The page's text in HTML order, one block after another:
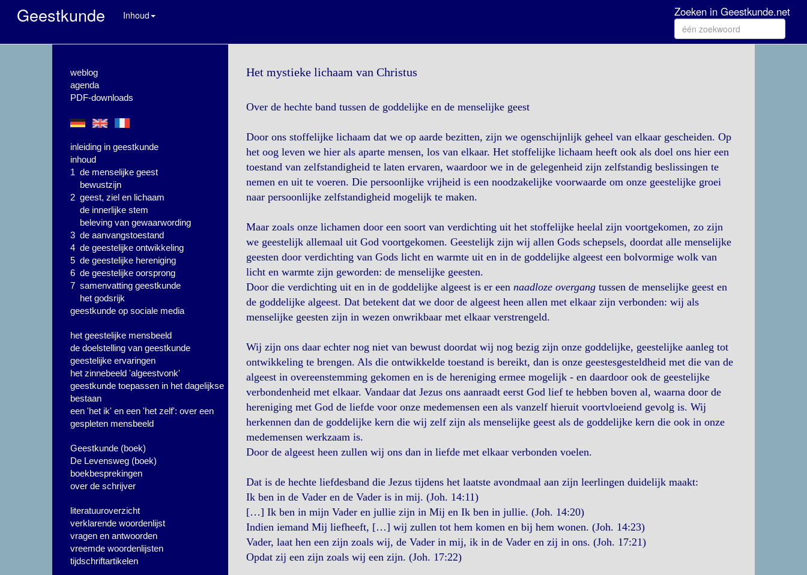
Geestkunde Inhoud Zoeken in Geestkunde.net
weblog
agenda
PDF-downloads
inleiding in geestkunde
inhoud
1 de menselijke geest
bewustzijn
2 geest, ziel en lichaam
de innerlijke stem
beleving van gewaarwording
3 de aanvangstoestand
4 de geestelijke ontwikkeling
5 de geestelijke hereniging
6 de geestelijke oorsprong
7 samenvatting geestkunde
het godsrijk
geestkunde op sociale media
het geestelijke mensbeeld
de doelstelling van geestkunde
geestelijke ervaringen
het zinnebeeld 'algeestvonk'
geestkunde toepassen in het dagelijkse
bestaan
een 'het ik' en een 'het zelf': over een
gespleten mensbeeld
Geestkunde (boek)
De Levensweg (boek)
boekbesprekingen
over de schrijver
literatuuroverzicht
verklarende woordenlijst
vragen en antwoorden
vreemde woordenlijsten
tijdschriftartikelen
Het mystieke lichaam van Christus
Over de hechte band tussen de goddelijke en de menselijke geest
Door ons stoffelijke lichaam dat we op aarde bezitten, zijn we ogenschijnlijk geheel van elkaar gescheiden. Op
het oog leven we hier als aparte mensen, los van elkaar. Het stoffelijke lichaam heeft ook als doel ons hier een
toestand van zelfstandigheid te laten ervaren, waardoor we in de gelegenheid zijn zelfstandig beslissingen te
nemen en uit te voeren. Die persoonlijke vrijheid is een noodzakelijke voorwaarde om onze geestelijke groei
naar persoonlijke zelfstandigheid mogelijk te maken.
Maar zoals onze lichamen door een soort van verdichting uit het stoffelijke heelal zijn voortgekomen, zo zijn
we geestelijk allemaal uit God voortgekomen. Geestelijk zijn wij allen Gods schepsels, doordat alle menselijke
geesten door verdichting van Gods licht en warmte uit en in de goddelijke algeest een bolvormige wolk van
licht en warmte zijn geworden: de menselijke geesten.
Door die verdichting uit en in de goddelijke algeest is er een naadloze overgangtussen de menselijke geest en
de goddelijke algeest. Dat betekent dat we door de algeest heen allen met elkaar zijn verbonden: wij als
menselijke geesten zijn in wezen onwrikbaar met elkaar verstrengeld.
Wij zijn ons daar echter nog niet van bewust doordat wij nog bezig zijn onze goddelijke, geestelijke aanleg tot
ontwikkeling te brengen. Als die ontwikkelde toestand is bereikt, dan is onze geestesgesteldheid met die van de
algeest in overeenstemming gekomen en is de hereniging ermee mogelijk - en daardoor ook de geestelijke
verbondenheid met elkaar. Vandaar dat Jezus ons aanraadt eerst God lief te hebben boven al, waarna door de
hereniging met God de liefde voor onze medemensen een als vanzelf hieruit voortvloeiend gevolg is. Wij
herkennen dan de goddelijke kern die wij zelf zijn als menselijke geest als de goddelijke kern die ook in onze
medemensen werkzaam is.
Door de algeest heen zullen wij ons dan in liefde met elkaar verbonden voelen.
Dat is de hechte liefdesband die Jezus tijdens het laatste avondmaal aan zijn leerlingen duidelijk maakt:
Ik ben in de Vader en de Vader is in mij. (Joh. 14:11)
[…] Ik ben in mijn Vader en jullie zijn in Mij en Ik ben in jullie. (Joh. 14:20)
Indien iemand Mij liefheeft, […] wij zullen tot hem komen en bij hem wonen. (Joh. 14:23)
Vader, laat hen een zijn zoals wij, de Vader in mij, ik in de Vader en zij in ons. (Joh. 17:21)
Opdat zij een zijn zoals wij een zijn. (Joh. 17:22)